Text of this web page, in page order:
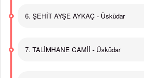
6. ŞEHİT AYŞE AYKAÇ - Üsküdar
7. TALİMHANE CAMİİ - Üsküdar